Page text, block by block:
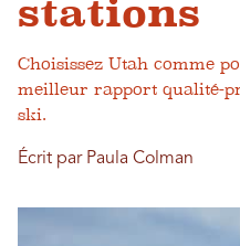
stations
Choisissez Utah comme
meilleur rapport qualité-
ski.
Écrit par Paula Colman